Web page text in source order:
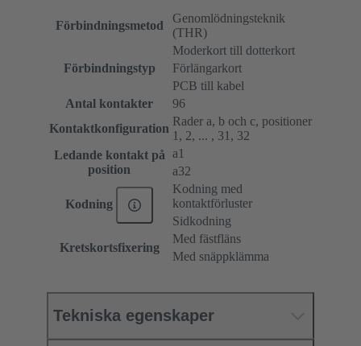
Förbindningsmetod
Genomlödningsteknik
(THR)
Förbindningstyp
Moderkort till dotterkort
Förlängarkort
PCB till kabel
Antal kontakter
96
Kontaktkonfiguration
Rader a, b och c, positioner
1, 2, ... , 31, 32
Ledande kontakt på
position
a1
a32
Kodning
Kodning med
kontaktförluster
Sidkodning
Kretskortsfixering
Med fästfläns
Med snäppklämma
Tekniska egenskaper